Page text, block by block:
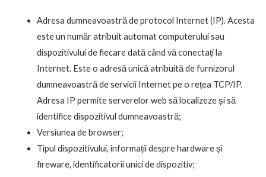
Adresa dumneavoastră de protocol Internet (IP). Acesta
este un număr atribuit automat computerului sau
dispozitivului de fiecare dată când vă conectați la
Internet. Este o adresă unică atribuită de furnizorul
dumneavoastră de servicii Internet pe o rețea TCP/IP.
Adresa IP permite serverelor web să localizeze și să
identifice dispozitivul dumneavoastră;
Versiunea de browser;
Tipul dispozitivului, informații despre hardware și
fireware, identificatorii unici de dispozitiv;